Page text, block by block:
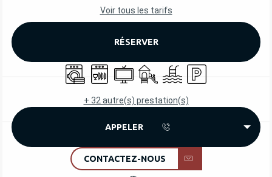
Voir tous les tarifs
RÉSERVER
Lave lingeLave vaisselle
TélévisionJeux pour enfants / Espace
PiscineParking
+ 32 autre(s) prestation(s)
APPELER
CONTACTEZ-NOUS